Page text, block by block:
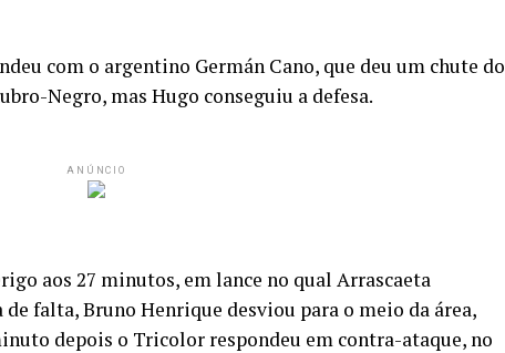
com o argentino Germán Cano, que deu um chute do
Negro, mas Hugo conseguiu a defesa.
ANÚNCIO
aos 27 minutos, em lance no qual Arrascaeta
falta, Bruno Henrique desviou para o meio da área,
depois o Tricolor respondeu em contra-ataque, no